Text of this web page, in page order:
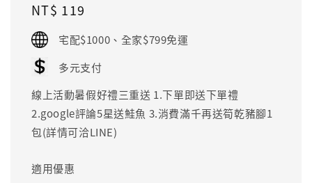
Regular
price
NT$ 119
宅配$1000、全家$799免運
多元支付
線上活動暑假好禮三重送 1.下單即送下單禮
2.google評論5星送鮭魚 3.消費滿千再送筍乾豬腳1
包(詳情可洽LINE)
適用優惠